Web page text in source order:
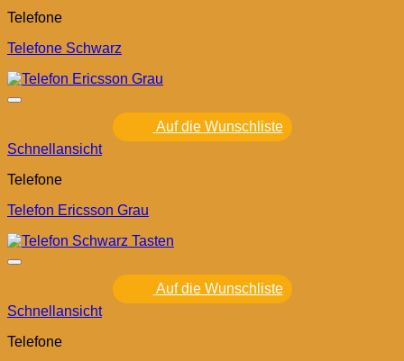
Telefone
Telefone Schwarz
Auf die Wunschliste
Schnellansicht
Telefone
Telefon Ericsson Grau
Auf die Wunschliste
Schnellansicht
Telefone